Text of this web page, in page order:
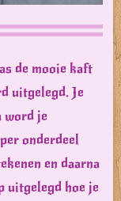
de mooie kaft
uitgelegd. Je
word je
onderdeel
en daarna
uitgelegd hoe je